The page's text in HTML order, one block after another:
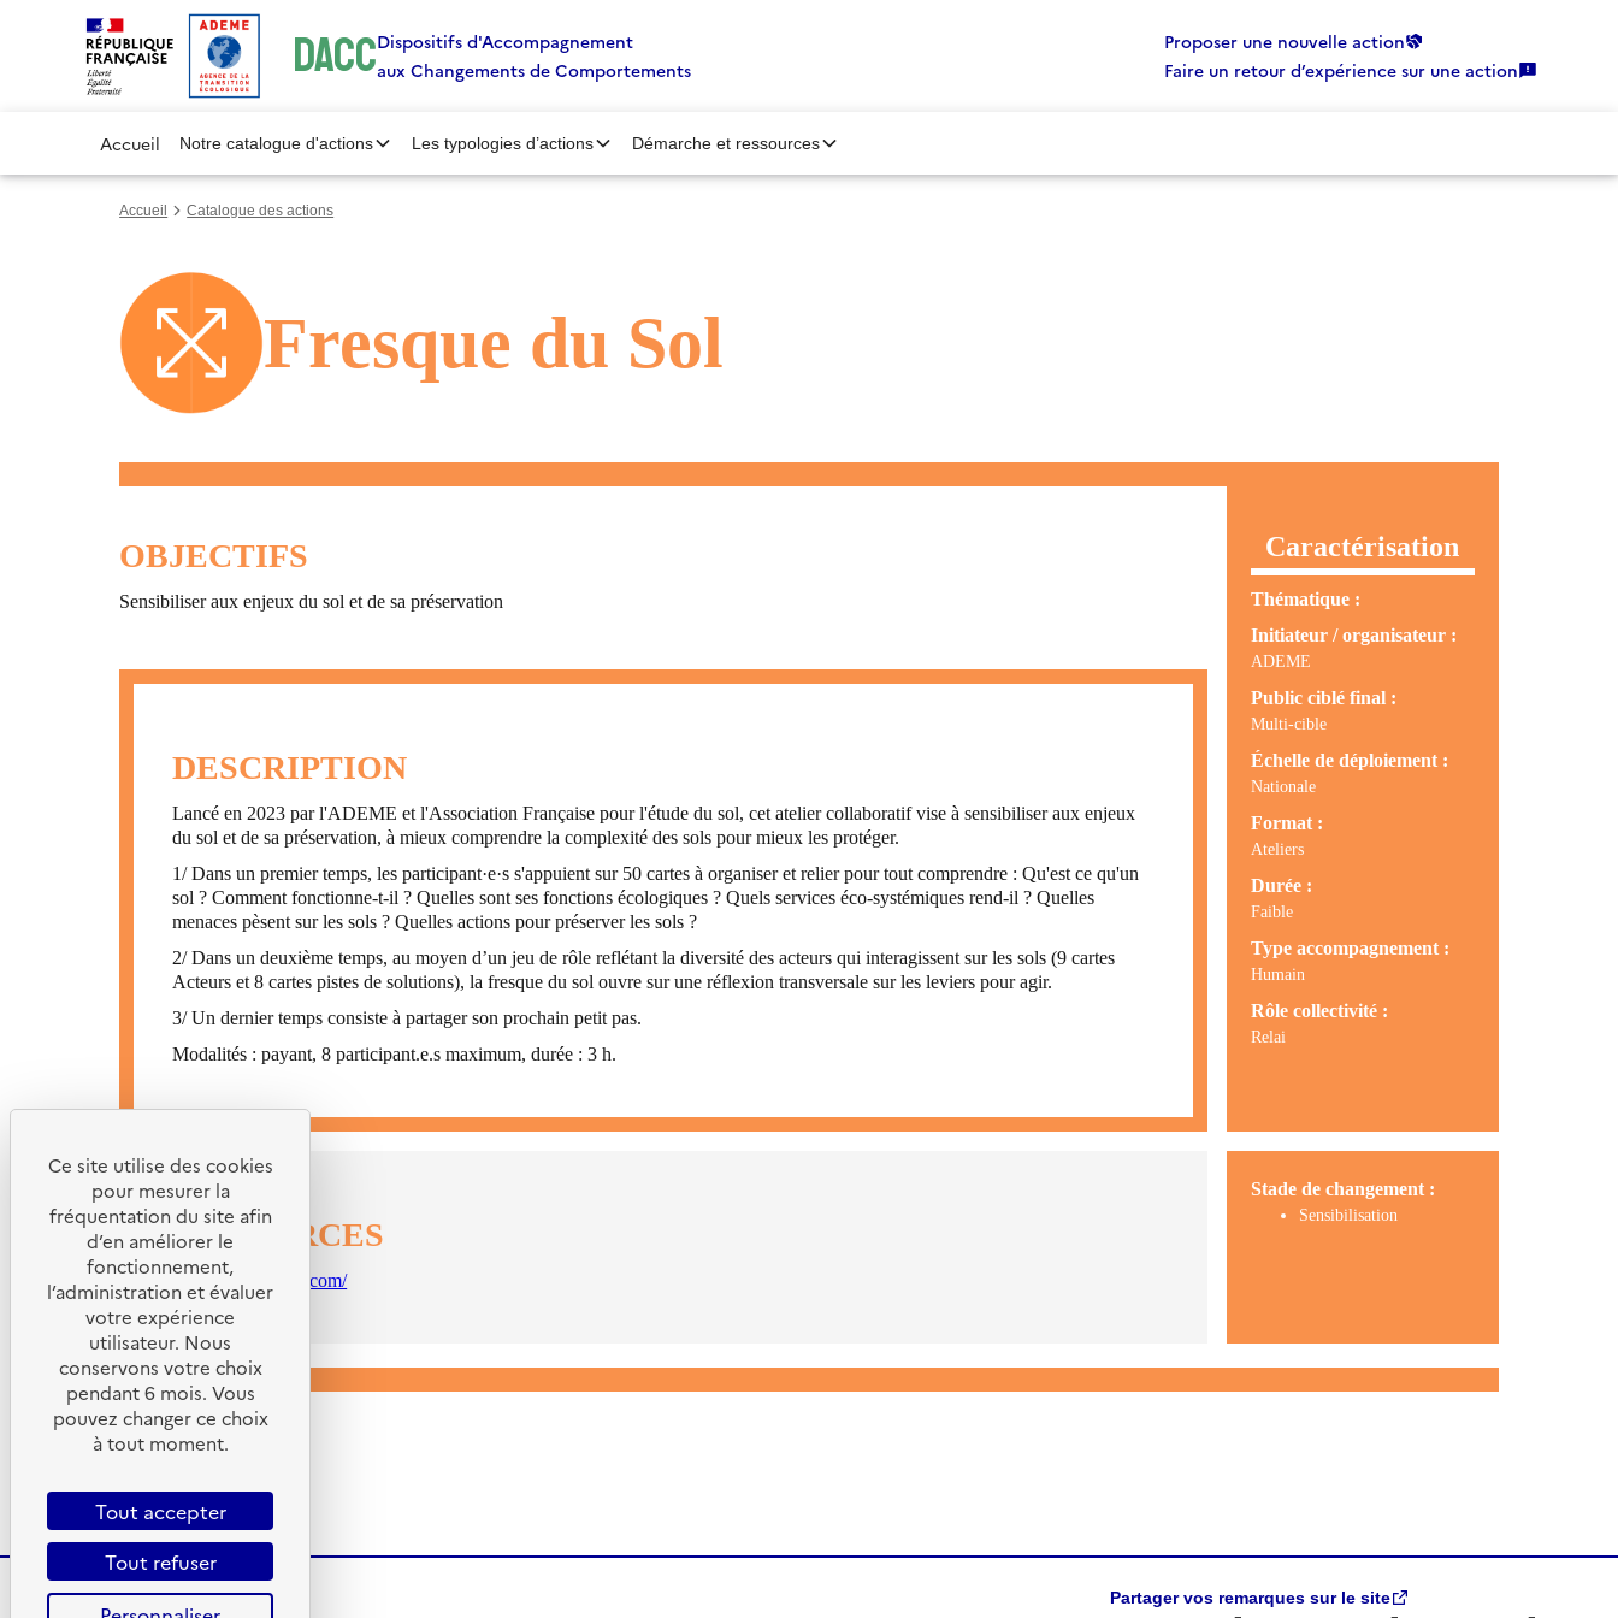
DACCDispositifs d'Accompagnement
aux Changements de Comportements
Proposer une nouvelle action
Faire un retour d’expérience sur une action
Accueil Notre catalogue d'actions Les typologies d’actions Démarche et ressources
Accueil Catalogue des actions
Fresque du Sol
OBJECTIFS
Sensibiliser aux enjeux du sol et de sa préservation
Caractérisation
Thématique :
Initiateur / organisateur :
ADEME
Public ciblé final :
Multi-cible
Échelle de déploiement :
Nationale
Format :
Ateliers
Durée :
Faible
Type accompagnement :
Humain
Rôle collectivité :
Relai
DESCRIPTION
Lancé en 2023 par l'ADEME et l'Association Française pour l'étude du sol, cet atelier collaboratif vise à sensibiliser aux enjeux
du sol et de sa préservation, à mieux comprendre la complexité des sols pour mieux les protéger.
1/ Dans un premier temps, les participant·e·s s'appuient sur 50 cartes à organiser et relier pour tout comprendre : Qu'est ce qu'un
sol ? Comment fonctionne-t-il ? Quelles sont ses fonctions écologiques ? Quels services éco-systémiques rend-il ? Quelles
menaces pèsent sur les sols ? Quelles actions pour préserver les sols ?
2/ Dans un deuxième temps, au moyen d’un jeu de rôle reflétant la diversité des acteurs qui interagissent sur les sols (9 cartes
Acteurs et 8 cartes pistes de solutions), la fresque du sol ouvre sur une réflexion transversale sur les leviers pour agir.
3/ Un dernier temps consiste à partager son prochain petit pas.
Modalités : payant, 8 participant.e.s maximum, durée : 3 h.
RESSOURCES
https://fresquedusol.com/
Stade de changement :
Sensibilisation
Partager vos remarques sur le site
Gestion des cookies
Ce site utilise des cookies
pour mesurer la
fréquentation du site afin
d’en améliorer le
fonctionnement,
l’administration et évaluer
votre expérience
utilisateur. Nous
conservons votre choix
pendant 6 mois. Vous
pouvez changer ce choix
à tout moment.
Tout accepter
Tout refuser